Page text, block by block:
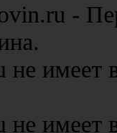
-
не имеет
имеет